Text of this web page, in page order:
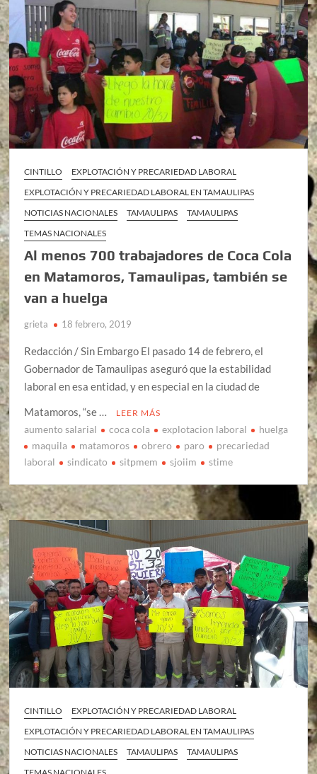
CINTILLO
EXPLOTACIÓN Y PRECARIEDAD LABORAL
EXPLOTACIÓN Y PRECARIEDAD LABORAL EN TAMAULIPAS
NOTICIAS NACIONALES
TAMAULIPAS
TAMAULIPAS
TEMAS NACIONALES
Al menos 700 trabajadores de Coca Cola
en Matamoros, Tamaulipas, también se
van a huelga
grieta 18 febrero, 2019
Redacción / Sin Embargo El pasado 14 de febrero, el
Gobernador de Tamaulipas aseguró que la estabilidad
laboral en esa entidad, y en especial en la ciudad de
Matamoros, “se …
LEER MÁS
aumento salarial coca cola explotacion laboral
huelga
maquila
matamoros obrero paro
precariedad
laboral
sindicato sitpmem sjoiim stime
CINTILLO
EXPLOTACIÓN Y PRECARIEDAD LABORAL
EXPLOTACIÓN Y PRECARIEDAD LABORAL EN TAMAULIPAS
NOTICIAS NACIONALES
TAMAULIPAS
TAMAULIPAS
TEMAS NACIONALES